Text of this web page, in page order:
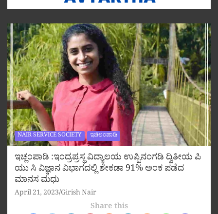
NAIR SERVICE SOCIETY ಇಚಿಲಂಪಾಡಿ
ಇಚ್ಲಂಪಾಡಿ :ಇಂದ್ರಪ್ರಸ್ಥ ವಿದ್ಯಾಲಯ ಉಪ್ಪಿನಂಗಡಿ ದ್ವಿತೀಯ ಪಿ
ಯು ಸಿ ವಿಜ್ಞಾನ ವಿಭಾಗದಲ್ಲಿ ಶೇಕಡಾ 91% ಅಂಕ ಪಡೆದ
ಮಾನಸ ಮಧು
April 21, 2023 Girish Nair
Share this